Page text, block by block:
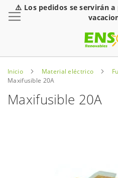
⚠️ Los pedidos se servirán
Inicio Material eléctrico
Maxifusible 20A
Maxifusible 20A